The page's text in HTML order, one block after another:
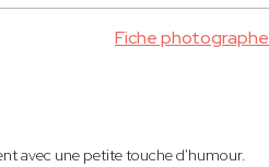
Fiche photographe
avec une petite touche d'humour.